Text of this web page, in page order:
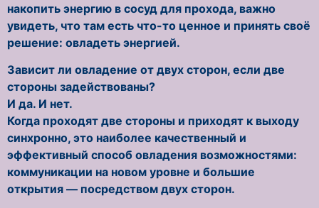
накопить энергию в сосуд для прохода, важно
увидеть, что там есть что-то ценное и принять своё
решение: овладеть энергией.
Зависит ли овладение от двух сторон, если две
стороны задействованы?
И да. И нет.
Когда проходят две стороны и приходят к выходу
синхронно, это наиболее качественный и
эффективный способ овладения возможностями:
коммуникации на новом уровне и большие
открытия — посредством двух сторон.